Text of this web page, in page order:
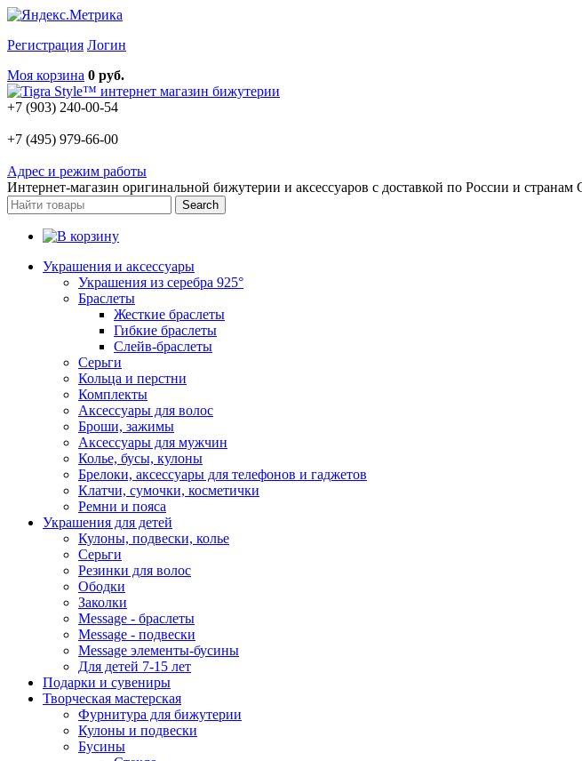
Регистрация Логин
Моя корзина 0 руб.
+7 (903) 240-00-54
+7 (495) 979-66-00
Адрес и режим работы
Интернет-магазин оригинальной бижутерии и аксессуаров с доставкой по России и
Украшения и аксессуары
Украшения из серебра 925°
Браслеты
Жесткие браслеты
Гибкие браслеты
Слейв-браслеты
Серьги
Кольца и перстни
Комплекты
Аксессуары для волос
Броши, зажимы
Аксессуары для мужчин
Колье, бусы, кулоны
Брелоки, аксессуары для телефонов и гаджетов
Клатчи, сумочки, косметички
Ремни и пояса
Украшения для детей
Кулоны, подвески, колье
Серьги
Резинки для волос
Ободки
Заколки
Message - браслеты
Message - подвески
Message элементы-бусины
Для детей 7-15 лет
Подарки и сувениры
Творческая мастерская
Фурнитура для бижутерии
Кулоны и подвески
Бусины